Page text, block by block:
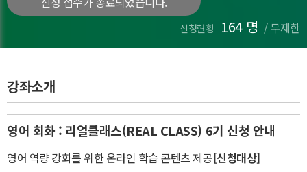
신청현황 164 명 /무제한
강좌소개
영어 회화 : 리얼클래스(REAL CLASS) 6기 신청 안내
영어 역량 강화를 위한 온라인 학습 콘텐츠 제공[신청대상]